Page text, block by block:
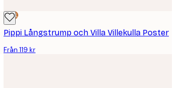
DEAL
Pippi Långstrump och Villa Villekulla Poster
Från 119 kr